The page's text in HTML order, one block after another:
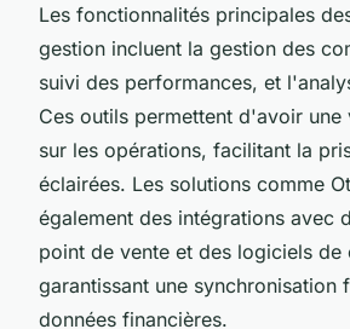
Les fonctionnalités principales
gestion incluent la gestion des
suivi des performances, et
Ces outils permettent d'avoir une
sur les opérations, facilitant la
éclairées. Les solutions comme
également des intégrations avec
point de vente et des logiciels de
garantissant une synchronisation
données financières.